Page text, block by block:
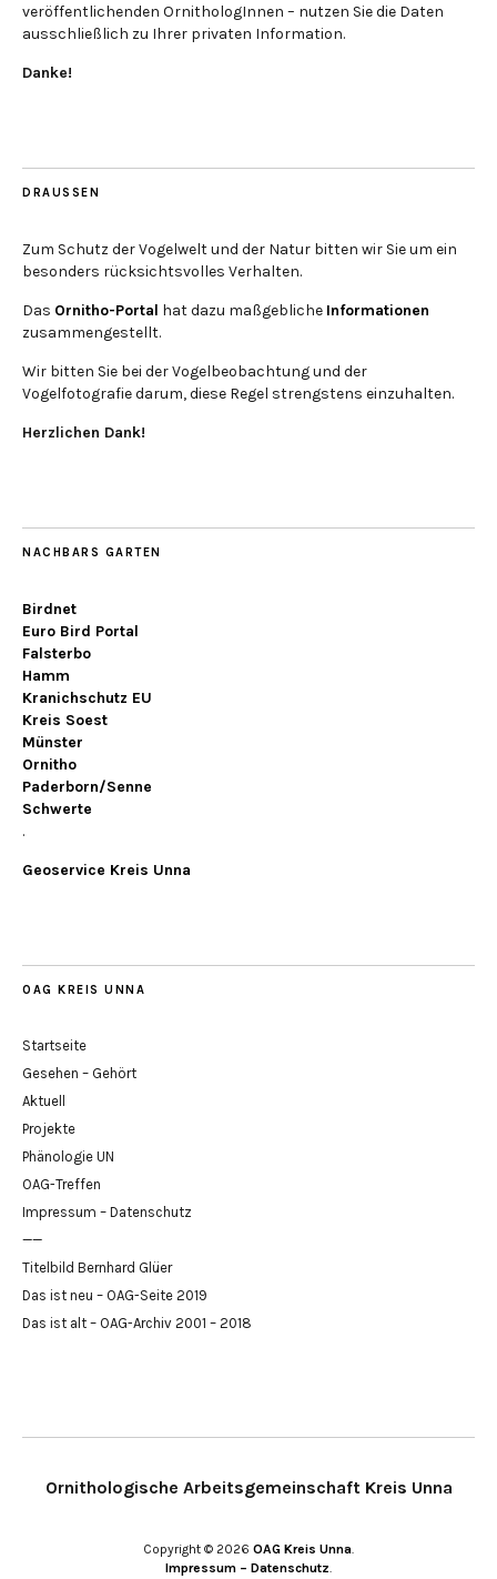
veröffentlichenden OrnithologInnen – nutzen Sie die Daten
ausschließlich zu Ihrer privaten Information.
Danke!
DRAUSSEN
Zum Schutz der Vogelwelt und der Natur bitten wir Sie um ein
besonders rücksichtsvolles Verhalten.
Das Ornitho-Portal hat dazu maßgebliche Informationen
zusammengestellt.
Wir bitten Sie bei der Vogelbeobachtung und der
Vogelfotografie darum, diese Regel strengstens einzuhalten.
Herzlichen Dank!
NACHBARS GARTEN
Birdnet
Euro Bird Portal
Falsterbo
Hamm
Kranichschutz EU
Kreis Soest
Münster
Ornitho
Paderborn/Senne
Schwerte
.
Geoservice Kreis Unna
OAG KREIS UNNA
Startseite
Gesehen – Gehört
Aktuell
Projekte
Phänologie UN
OAG-Treffen
Impressum – Datenschutz
——
Titelbild Bernhard Glüer
Das ist neu – OAG-Seite 2019
Das ist alt – OAG-Archiv 2001 – 2018
Ornithologische Arbeitsgemeinschaft Kreis Unna
Copyright © 2026 OAG Kreis Unna
Impressum – Datenschutz